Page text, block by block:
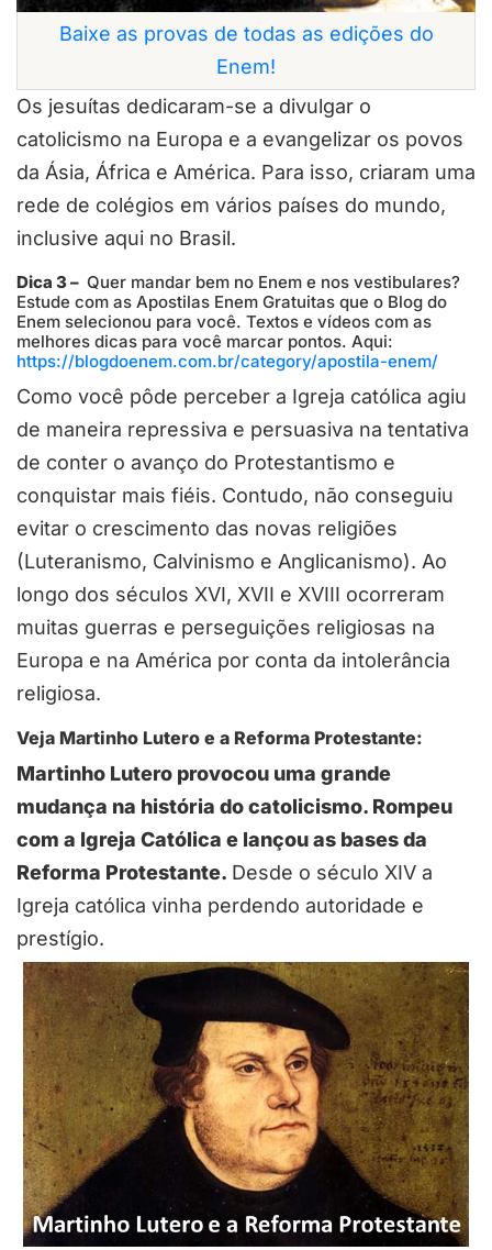
Baixe as provas de todas as edições do
Enem!
Os jesuítas dedicaram-se a divulgar o
catolicismo na Europa e a evangelizar os povos
da Ásia, África e América. Para isso, criaram uma
rede de colégios em vários países do mundo,
inclusive aqui no Brasil.
Dica 3 – Quer mandar bem no Enem e nos vestibulares?
Estude com as Apostilas Enem Gratuitas que o Blog do
Enem selecionou para você. Textos e vídeos com as
melhores dicas para você marcar pontos. Aqui:
https://blogdoenem.com.br/category/apostila-enem/
Como você pôde perceber a Igreja católica agiu
de maneira repressiva e persuasiva na tentativa
de conter o avanço do Protestantismo e
conquistar mais fiéis. Contudo, não conseguiu
evitar o crescimento das novas religiões
(Luteranismo, Calvinismo e Anglicanismo). Ao
longo dos séculos XVI, XVII e XVIII ocorreram
muitas guerras e perseguições religiosas na
Europa e na América por conta da intolerância
religiosa.
Veja Martinho Lutero e a Reforma Protestante:
Martinho Lutero provocou uma grande
mudança na história do catolicismo. Rompeu
com a Igreja Católica e lançou as bases da
Reforma Protestante. Desde o século XIV a
Igreja católica vinha perdendo autoridade e
prestígio.